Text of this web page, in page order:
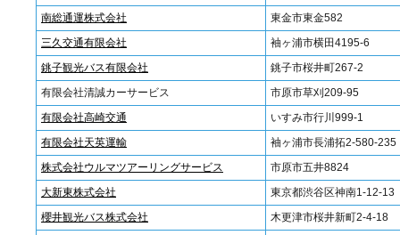
南総通運株式会社
東金市東金582
三久交通有限会社
袖ヶ浦市横田4195-6
銚子観光バス有限会社
銚子市桜井町267-2
有限会社清誠カーサービス
市原市草刈209-95
有限会社高崎交通
いすみ市行川999-1
有限会社天英運輸
袖ヶ浦市長浦拓2-580-235
株式会社ウルマツアーリングサービス
市原市五井8824
大新東株式会社
東京都渋谷区神南1-12-13
櫻井観光バス株式会社
木更津市桜井新町2-4-18